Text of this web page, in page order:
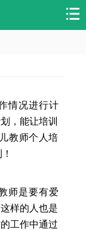
情况进行计
，能让培训
教师个人培
师是要有爱
样的人也是
工作中通过